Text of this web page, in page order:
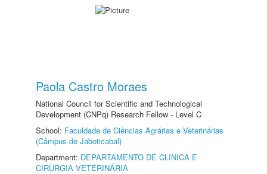
Paola Castro Moraes
National Council for Scientific and Technological
Development (CNPq) Research Fellow - Level C
School: Faculdade de Ciências Agrárias e Veterinárias
(Câmpus de Jaboticabal)
Department: DEPARTAMENTO DE CLINICA E
CIRURGIA VETERINÁRIA